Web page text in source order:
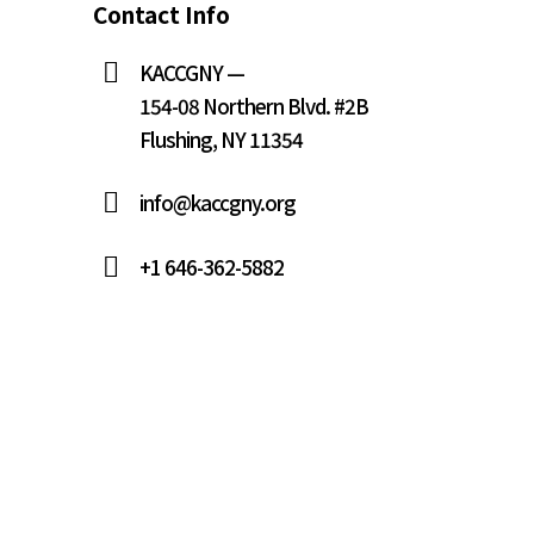
Contact Info
KACCGNY —
154-08 Northern Blvd. #2B
Flushing, NY 11354
info@kaccgny.org
+1 646-362-5882